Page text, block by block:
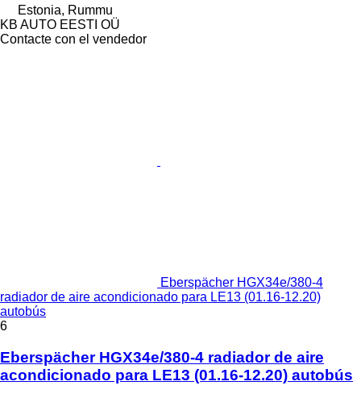
Estonia, Rummu
KB AUTO EESTI OÜ
Contacte con el vendedor
Eberspächer HGX34e/380-4
radiador de aire acondicionado para LE13 (01.16-12.20)
autobús
6
Eberspächer HGX34e/380-4 radiador de aire
acondicionado para LE13 (01.16-12.20) autobús